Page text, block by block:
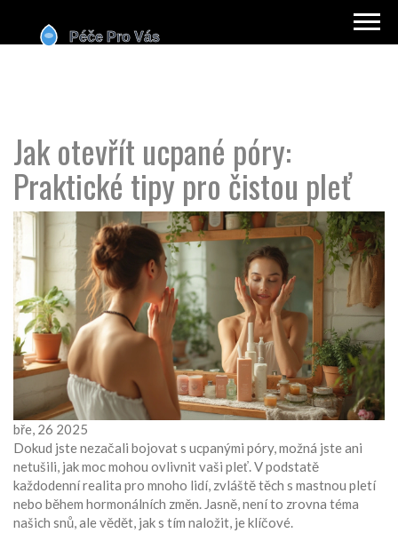
Jak otevřít ucpané póry:
Praktické tipy pro čistou pleť
bře, 26 2025
Dokud jste nezačali bojovat s ucpanými póry, možná jste ani
netušili, jak moc mohou ovlivnit vaši pleť. V podstatě
každodenní realita pro mnoho lidí, zvláště těch s mastnou pletí
nebo během hormonálních změn. Jasně, není to zrovna téma
našich snů, ale vědět, jak s tím naložit, je klíčové.